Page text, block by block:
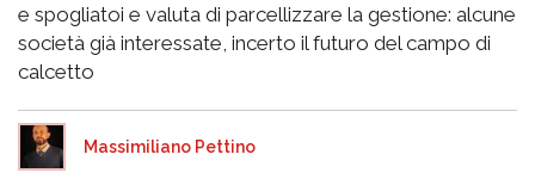
e spogliatoi e valuta di parcellizzare la gestione: alcune
società già interessate, incerto il futuro del campo di
calcetto
Massimiliano Pettino